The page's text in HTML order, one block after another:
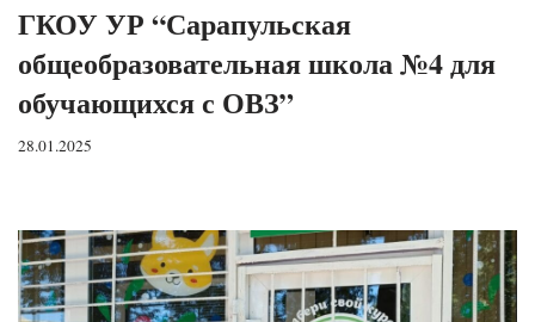
ГКОУ УР “Сарапульская
общеобразовательная школа №4 для
обучающихся с ОВЗ”
28.01.2025